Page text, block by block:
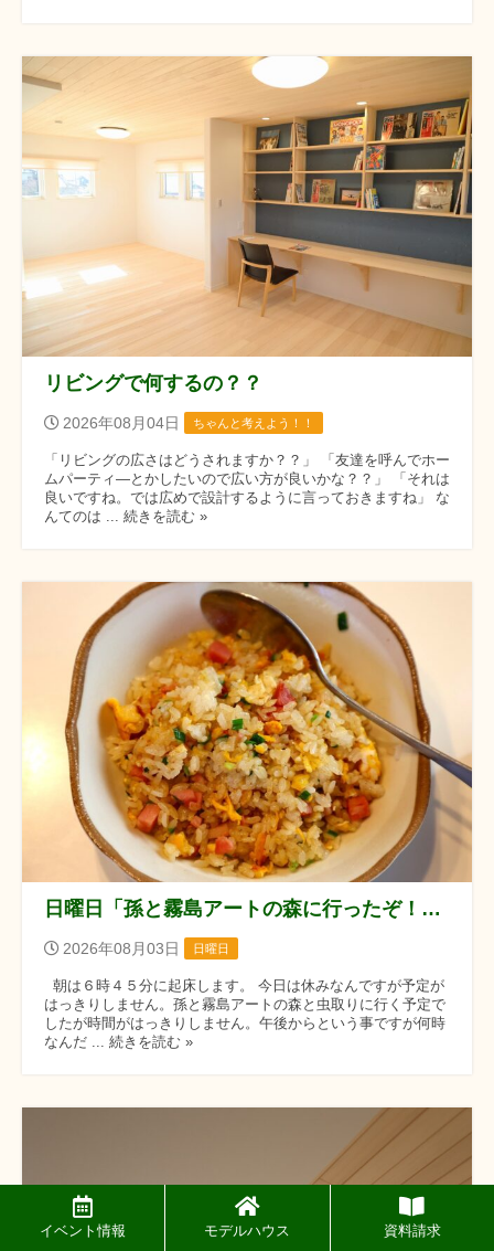
リビングで何するの？？
2026年08月04日 ちゃんと考えよう！！
「リビングの広さはどうされますか？？」 「友達を呼んでホー
ムパーティ―とかしたいので広い方が良いかな？？」 「それは
良いですね。では広めで設計するように言っておきますね」 な
んてのは ... 続きを読む »
日曜日「孫と霧島アートの森に行ったぞ！！」の巻
2026年08月03日 日曜日
朝は６時４５分に起床します。 今日は休みなんですが予定が
はっきりしません。孫と霧島アートの森と虫取りに行く予定で
したが時間がはっきりしません。午後からという事ですが何時
なんだ ... 続きを読む »
イベント情報 モデルハウス 資料請求